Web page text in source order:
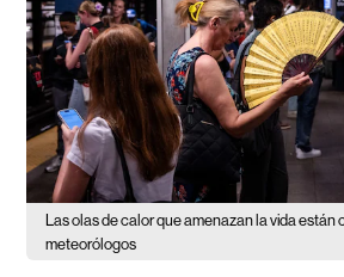
Las olas de calor que amenazan la vida
meteorólogos